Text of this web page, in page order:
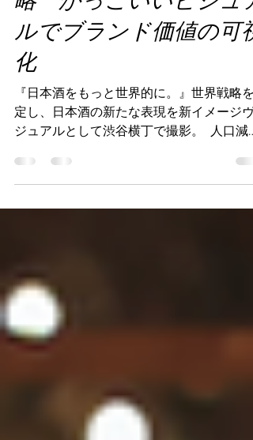
ファン作り ブランド戦
略 かっこいいビジュア
ルでブランド価値の可視
化
『日本酒をもっと世界的に。』世界戦略を
定し、日本酒の新たな表現を新イメージヴ
取った結果、自国の料理以外で一番食べた
国の料理は、日本が一番という結果に。ア
アパシフィックをはじめ、今後爆発的に人
増加が見られる海外市場は、日本酒業界に
っても大変需要を伸ばしていくチャンスの
おいての日本酒の表現をもっと自由でクリ
イティブなものでなくてはならないと考え